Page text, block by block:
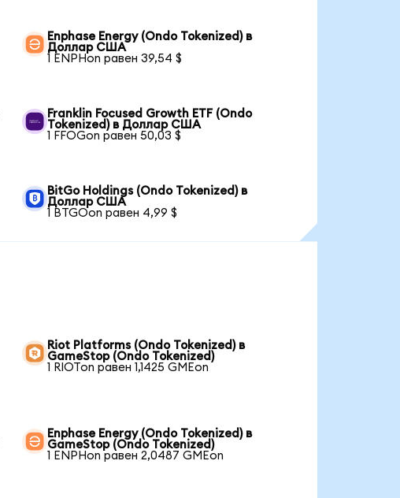
Enphase Energy (Ondo Tokenized) в
Доллар США
1 ENPHon равен 39,54 $
Franklin Focused Growth ETF (Ondo
Tokenized) в Доллар США
1 FFOGon равен 50,03 $
BitGo Holdings (Ondo Tokenized) в
Доллар США
1 BTGOon равен 4,99 $
Riot Platforms (Ondo Tokenized) в
GameStop (Ondo Tokenized)
1 RIOTon равен 1,1425 GMEon
Enphase Energy (Ondo Tokenized) в
GameStop (Ondo Tokenized)
1 ENPHon равен 2,0487 GMEon